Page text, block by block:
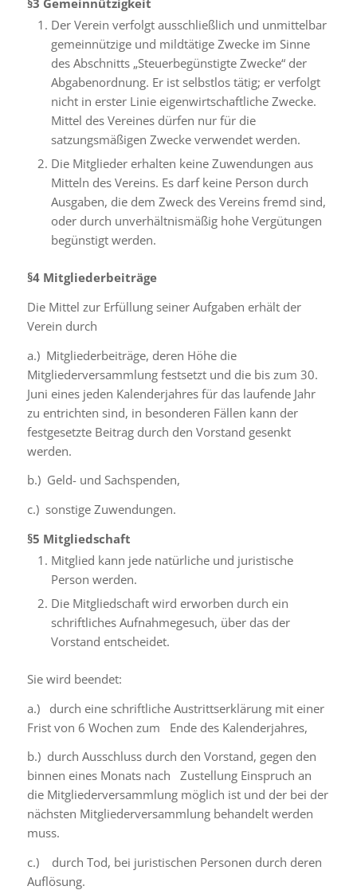
§3 Gemeinnützigkeit
Der Verein verfolgt ausschließlich und unmittelbar
gemeinnützige und mildtätige Zwecke im Sinne
des Abschnitts „Steuerbegünstigte Zwecke“ der
Abgabenordnung. Er ist selbstlos tätig; er verfolgt
nicht in erster Linie eigenwirtschaftliche Zwecke.
Mittel des Vereines dürfen nur für die
satzungsmäßigen Zwecke verwendet werden.
Die Mitglieder erhalten keine Zuwendungen aus
Mitteln des Vereins. Es darf keine Person durch
Ausgaben, die dem Zweck des Vereins fremd sind,
oder durch unverhältnismäßig hohe Vergütungen
begünstigt werden.
§4 Mitgliederbeiträge
Die Mittel zur Erfüllung seiner Aufgaben erhält der
Verein durch
a.) Mitgliederbeiträge, deren Höhe die
Mitgliederversammlung festsetzt und die bis zum 30.
Juni eines jeden Kalenderjahres für das laufende Jahr
zu entrichten sind, in besonderen Fällen kann der
festgesetzte Beitrag durch den Vorstand gesenkt
werden.
b.) Geld- und Sachspenden,
c.) sonstige Zuwendungen.
§5 Mitgliedschaft
Mitglied kann jede natürliche und juristische
Person werden.
Die Mitgliedschaft wird erworben durch ein
schriftliches Aufnahmegesuch, über das der
Vorstand entscheidet.
Sie wird beendet:
a.) durch eine schriftliche Austrittserklärung mit einer
Frist von 6 Wochen zum Ende des Kalenderjahres,
b.) durch Ausschluss durch den Vorstand, gegen den
binnen eines Monats nach Zustellung Einspruch an
die Mitgliederversammlung möglich ist und der bei der
nächsten Mitgliederversammlung behandelt werden
muss.
c.) durch Tod, bei juristischen Personen durch deren
Auflösung.